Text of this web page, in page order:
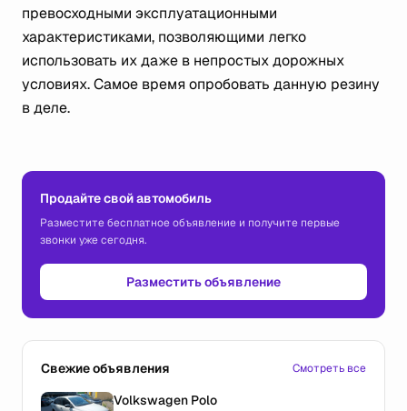
превосходными эксплуатационными
характеристиками, позволяющими легко
использовать их даже в непростых дорожных
условиях. Самое время опробовать данную резину
в деле.
Продайте свой автомобиль
Разместите бесплатное объявление и получите первые
звонки уже сегодня.
Разместить объявление
Свежие объявления Смотреть все
Volkswagen Polo